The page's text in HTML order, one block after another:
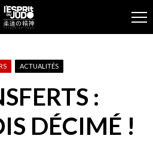
ACTUALITÉS
:
DÉCIMÉ !